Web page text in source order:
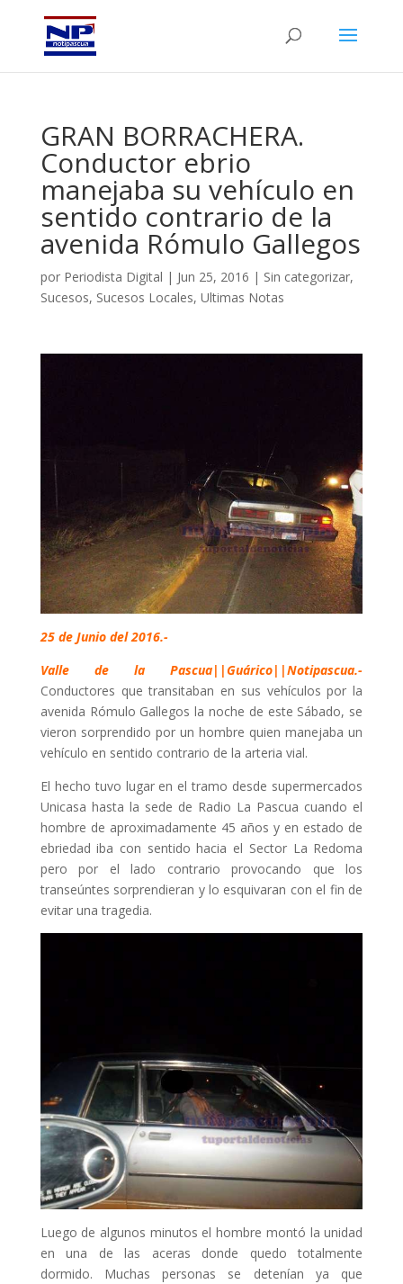
GRAN BORRACHERA.
Conductor ebrio
manejaba su vehículo en
sentido contrario de la
avenida Rómulo Gallegos
por Periodista Digital | Jun 25, 2016 | Sin categorizar,
Sucesos, Sucesos Locales, Ultimas Notas
25 de Junio del 2016.-
Valle de la Pascua||Guárico||Notipascua.-
Conductores que transitaban en sus vehículos por la
avenida Rómulo Gallegos la noche de este Sábado, se
vieron sorprendido por un hombre quien manejaba un
vehículo en sentido contrario de la arteria vial.
El hecho tuvo lugar en el tramo desde supermercados
Unicasa hasta la sede de Radio La Pascua cuando el
hombre de aproximadamente 45 años y en estado de
ebriedad iba con sentido hacia el Sector La Redoma
pero por el lado contrario provocando que los
transeúntes sorprendieran y lo esquivaran con el fin de
evitar una tragedia.
Luego de algunos minutos el hombre montó la unidad
en una de las aceras donde quedo totalmente
dormido. Muchas personas se detenían ya que